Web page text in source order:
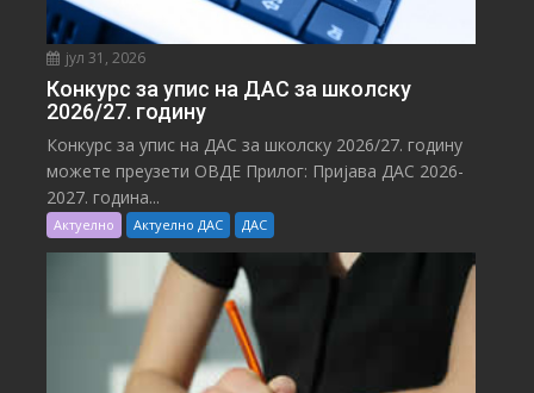
јул 31, 2026
Конкурс за упис на ДАС за школску
2026/27. годину
Конкурс за упис на ДАС за школску 2026/27. годину
можете преузети ОВДЕ Прилог: Пријава ДАС 2026-
2027. година...
Актуелно Актуелно ДАС ДАС